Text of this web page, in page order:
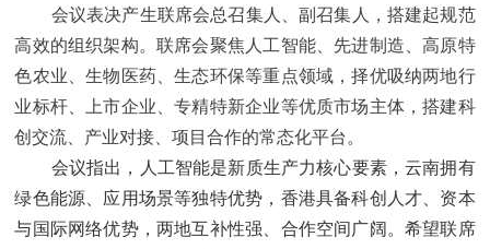
会议表决产生联席会总召集人、副召集人，搭建起规范
高效的组织架构。联席会聚焦人工智能、先进制造、高原特
色农业、生物医药、生态环保等重点领域，择优吸纳两地行
业标杆、上市企业、专精特新企业等优质市场主体，搭建科
创交流、产业对接、项目合作的常态化平台。
会议指出，人工智能是新质生产力核心要素，云南拥有
绿色能源、应用场景等独特优势，香港具备科创人才、资本
与国际网络优势，两地互补性强、合作空间广阔。希望联席